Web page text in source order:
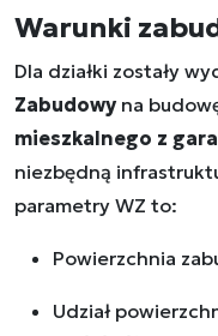
Warunki
Dla działki zostały
Zabudowy na
mieszkalnego z
niezbędną
parametry WZ to:
Powierzchnia
Udział